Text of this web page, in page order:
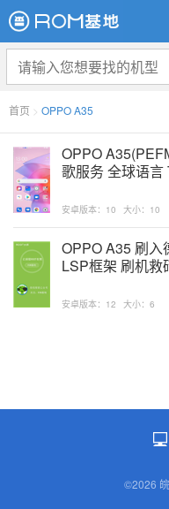
首页 > OPPO A35
OPPO
歌服务 全球语
安卓版本：10 大小：10
OPPO A35 刷入
LSP框架 刷机救
安卓版本：12 大小：6
©2026